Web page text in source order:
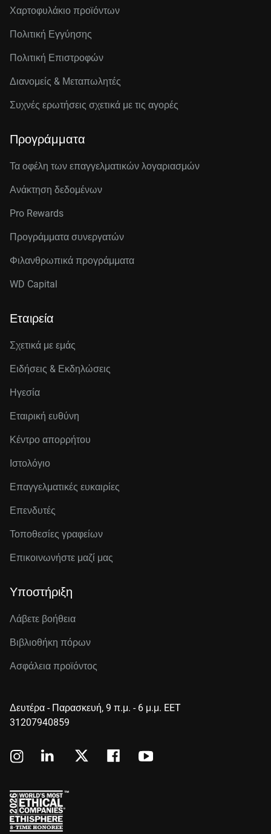
Χαρτοφυλάκιο προϊόντων
Πολιτική Εγγύησης
Πολιτική Επιστροφών
Διανομείς & Μεταπωλητές
Συχνές ερωτήσεις σχετικά με τις αγορές
Προγράμματα
Τα οφέλη των επαγγελματικών λογαριασμών
Ανάκτηση δεδομένων
Pro Rewards
Προγράμματα συνεργατών
Φιλανθρωπικά προγράμματα
WD Capital
Εταιρεία
Σχετικά με εμάς
Ειδήσεις & Εκδηλώσεις
Ηγεσία
Εταιρική ευθύνη
Κέντρο απορρήτου
Ιστολόγιο
Επαγγελματικές ευκαιρίες
Επενδυτές
Τοποθεσίες γραφείων
Επικοινωνήστε μαζί μας
Υποστήριξη
Λάβετε βοήθεια
Βιβλιοθήκη πόρων
Ασφάλεια προϊόντος
Δευτέρα - Παρασκευή, 9 π.μ. - 6 μ.μ. EET
31207940859